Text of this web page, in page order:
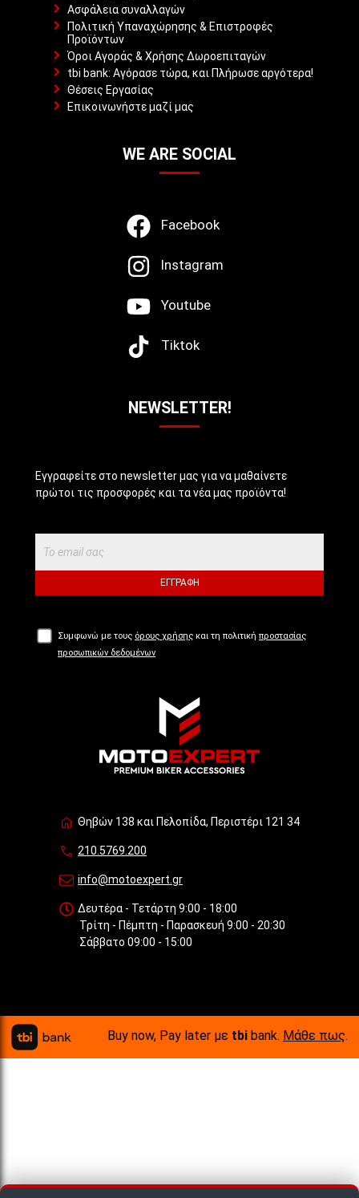
Ασφάλεια συναλλαγών
Πολιτική Υπαναχώρησης & Επιστροφές
Προϊόντων
Όροι Αγοράς & Χρήσης Δωροεπιταγών
tbi bank: Αγόρασε τώρα, και Πλήρωσε αργότερα!
Θέσεις Εργασίας
Επικοινωνήστε μαζί μας
WE ARE SOCIAL
Facebook
Instagram
Youtube
Tiktok
NEWSLETTER!
Εγγραφείτε στο newsletter μας για να μαθαίνετε
πρώτοι τις προσφορές και τα νέα μας προϊόντα!
ΕΓΓΡΑΦΉ
Συμφωνώ με τους όρους χρήσης και τη πολιτική προστασίας
προσωπικών δεδομένων
Θηβών 138 και Πελοπίδα, Περιστέρι 121 34
210.5769.200
info@motoexpert.gr
Δευτέρα - Τετάρτη 9:00 - 18:00
Τρίτη - Πέμπτη - Παρασκευή 9:00 - 20:30
Σάββατο 09:00 - 15:00
Buy now, Pay later με tbi bank. Μάθε πως.